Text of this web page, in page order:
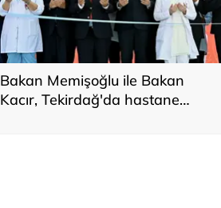
Bakan Memişoğlu ile Bakan
Kacır, Tekirdağ'da hastane